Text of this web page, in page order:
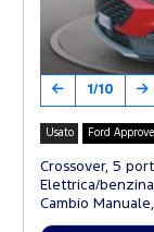
1/10
Usato Ford
Crossover, 5
Elettrica/
Cambio